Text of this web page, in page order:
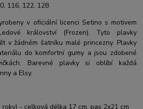
116, 122, 128
v oficiální licenci Setino s motivem
království (Frozen). Tyto plavky
v žádném šatníku malé princezny. Plavky
do komfortní gumy a jsou zdobené
Barevné plavky si oblíbí každá
a Elsy.
- celková délka 17 cm, pas 2x21 cm